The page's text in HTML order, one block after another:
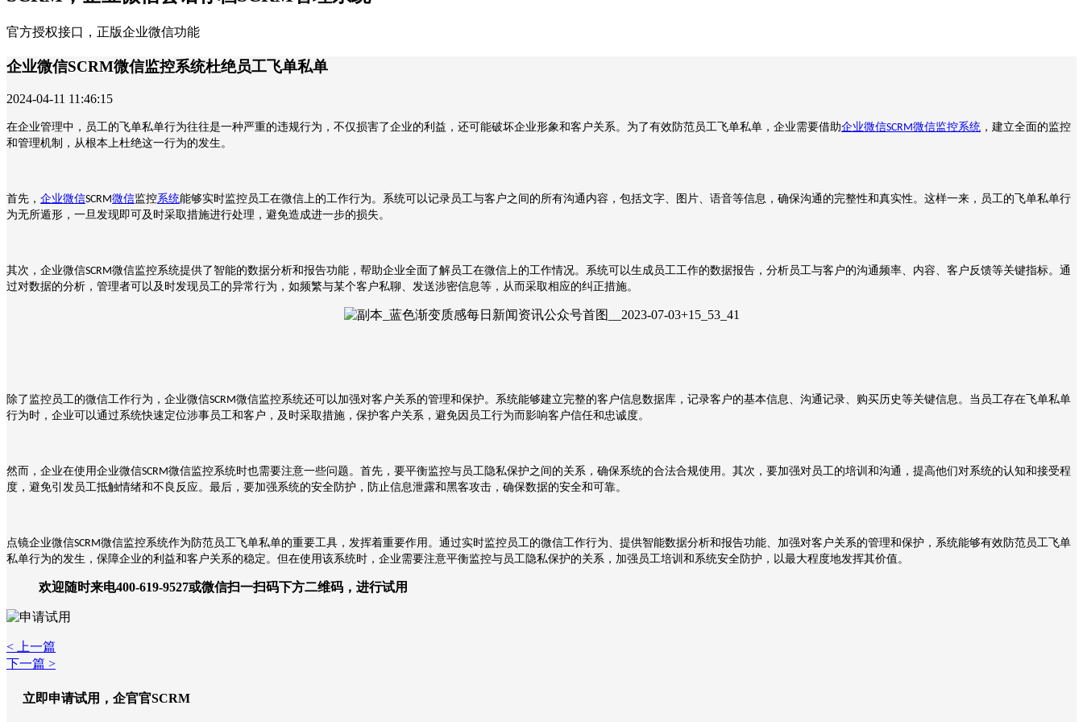
官方授权接口，正版企业微信功能
企业微信SCRM微信监控系统杜绝员工飞单私单
2024-04-11 11:46:15
在企业管理中，员工的飞单私单行为往往是一种严重的违规行为，不仅损害了企业的利益，还可能破坏企业形象和客户关系。为了有效防范员工飞单私单，企业需要借助企业微信SCRM微信监控系统 ，建立全面的监控
和管理机制，从根本上杜绝这一行为的发生。
首先， 企业微信SCRM微信监控系统能够实时监控员工在微信上的工作行为。系统可以记录员工与客户之间的所有沟通内容，包括文字、图片、语音等信息，确保沟通的完整性和真实性。这样一来，员工的飞单私单行
为无所遁形，一旦发现即可及时采取措施进行处理，避免造成进一步的损失。
其次，企业微信SCRM微信监控系统提供了智能的数据分析和报告功能，帮助企业全面了解员工在微信上的工作情况。系统可以生成员工工作的数据报告，分析员工与客户的沟通频率、内容、客户反馈等关键指标。通
过对数据的分析，管理者可以及时发现员工的异常行为，如频繁与某个客户私聊、发送涉密信息等，从而采取相应的纠正措施。
除了监控员工的微信工作行为，企业微信SCRM微信监控系统还可以加强对客户关系的管理和保护。系统能够建立完整的客户信息数据库，记录客户的基本信息、沟通记录、购买历史等关键信息。当员工存在飞单私单
行为时，企业可以通过系统快速定位涉事员工和客户，及时采取措施，保护客户关系，避免因员工行为而影响客户信任和忠诚度。
然而，企业在使用企业微信SCRM微信监控系统时也需要注意一些问题。首先，要平衡监控与员工隐私保护之间的关系，确保系统的合法合规使用。其次，要加强对员工的培训和沟通，提高他们对系统的认知和接受程
度，避免引发员工抵触情绪和不良反应。最后，要加强系统的安全防护，防止信息泄露和黑客攻击，确保数据的安全和可靠。
点镜企业微信SCRM微信监控系统作为防范员工飞单私单的重要工具，发挥着重要作用。通过实时监控员工的微信工作行为、提供智能数据分析和报告功能、加强对客户关系的管理和保护，系统能够有效防范员工飞单
私单行为的发生，保障企业的利益和客户关系的稳定。但在使用该系统时，企业需要注意平衡监控与员工隐私保护的关系，加强员工培训和系统安全防护，以最大程度地发挥其价值。
欢迎随时来电400-619-9527或微信扫一扫码下方二维码，进行试用
< 上一篇
下一篇 >
立即申请试用，企官官SCRM